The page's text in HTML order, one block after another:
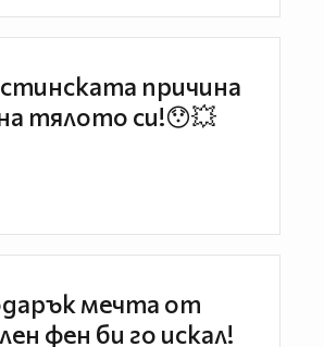
причина
тялото си!😯💥
мечта от
фен би го искал!